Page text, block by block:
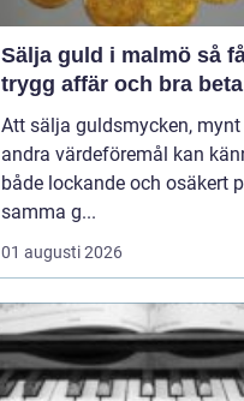
Sälja guld i malmö så får du
trygg affär och bra
Att sälja guldsmycken, mynt
andra värdeföremål kan
både lockande och osäkert
samma g...
01 augusti 2026